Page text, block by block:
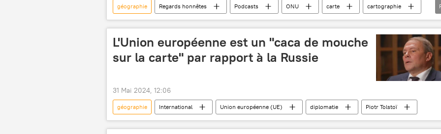
géographie Regards honnêtes Podcasts ONU carte
cartographie
défis
pauvreté inégalité faiblesse
L'Union européenne est un "caca de mouche
sur la carte" par rapport à la Russie
31 Mai 2024, 12:06
géographie International Union européenne (UE) diplomatie Piotr Tolstoï